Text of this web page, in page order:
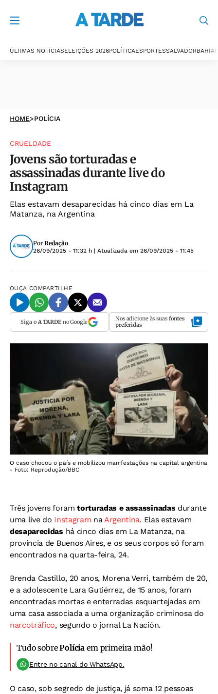
ÚLTIMAS NOTÍCIASELEIÇÕES 2026POLÍTICAESPORTESSALVADORBAHIA
HOME>POLÍCIA
CRUELDADE
Jovens são torturadas e
assassinadas durante live do
Instagram
Elas estavam desaparecidas há cinco dias em La
Matanza, na Argentina
Por Redação
26/09/2025 - 11:32 h | Atualizada em 26/09/2025 - 11:45
OUÇA COMPARTILHE
Siga o A TARDEno Google Nos adicione às suas fontes
preferidas
O caso chocou o país e mobilizou manifestações na capital argentina
- Foto: Reprodução/BBC
Três jovens foramtorturadas e assassinadas durante
uma live do Instagram naArgentina. Elas estavam
desaparecidas há cinco dias em La Matanza, na
província de Buenos Aires, e os seus corpos só foram
encontrados na quarta-feira, 24.
Brenda Castillo, 20 anos, Morena Verri, também de 20,
e a adolescente Lara Gutiérrez, de 15 anos, foram
encontradas mortas e enterradas esquartejadas em
uma casa associada a uma organização criminosa do
narcotráfico, segundo o jornal La Nación.
Tudo sobrePolícia em primeira mão!
Entre no canal do WhatsApp.
O caso, sob segredo de justiça, já soma 12 pessoas